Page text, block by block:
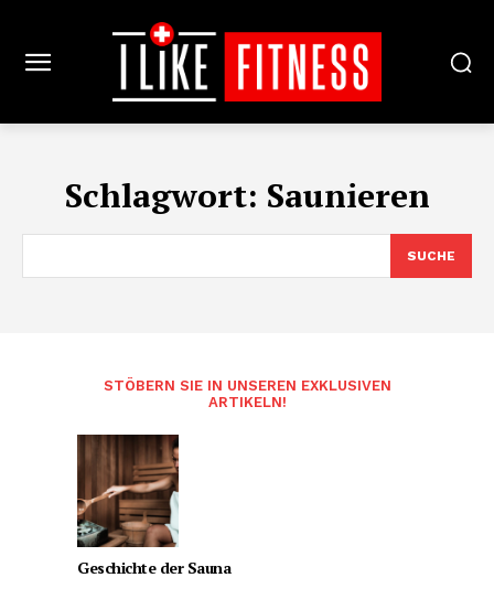
Schlagwort: Saunieren
SUCHE
STÖBERN SIE IN UNSEREN EXKLUSIVEN
ARTIKELN!
Geschichte der Sauna